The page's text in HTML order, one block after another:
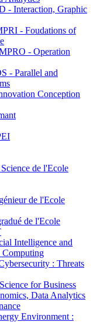
- Interaction, Graphic
- Foudations of
- Operation
- Parallel and
Conception
de l'Ecole
de l'Ecole
de l'Ecole
Intelligence and
Computing
: Threats
for Business
Data Analytics
Environment :